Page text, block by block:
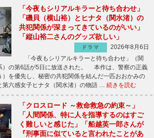
「今夜もシリアルキラーと待ち合わせ」
「磯貝（横山裕）とヒナタ（関水渚）の
共犯関係が深まってきているのがいい」
「縦山裕二さんのグッズ欲しい」
ドラマ
2026年8月6日
「今夜もシリアルキラーと待ち合わせ」（関
）の第6話が5日に放送された。 本作は、警察の正義
）を優先し、秘密の共犯関係を結んだ一匹おおかみの
第六感女子ヒナタ（関水渚）の物語 … 続きを読む
「クロスロード ～救命救急の約束～」
「人間関係、特に人を指導するのはすご
く難しいと感じた」「船越英一郎さんが
『刑事面に似ていると言われたことがあ